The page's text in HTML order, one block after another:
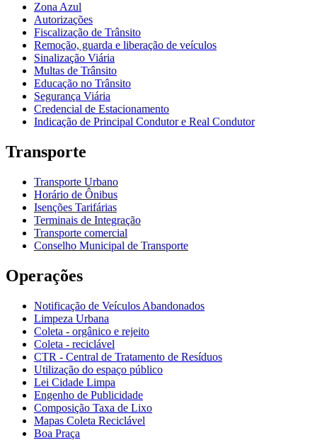
Zona Azul
Autorizações
Fiscalização de Trânsito
Remoção, guarda e liberação de veículos
Sinalização Viária
Multas de Trânsito
Educação no Trânsito
Segurança Viária
Credencial de Estacionamento
Indicação de Principal Condutor e Real Condutor
Transporte
Transporte Urbano
Horário de Ônibus
Isenções Tarifárias
Terminais de Integração
Transporte comercial
Conselho Municipal de Transporte
Operações
Notificação de Veículos Abandonados
Limpeza Urbana
Coleta - orgânico e rejeito
Coleta - reciclável
CTR - Central de Tratamento de Resíduos
Utilização do espaço público
Lei Cidade Limpa
Engenho de Publicidade
Composição Taxa de Lixo
Mapas Coleta Reciclável
Boa Praça